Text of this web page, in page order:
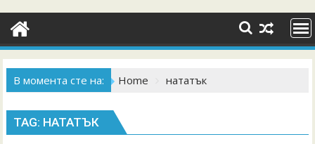
В момента сте на: Home нататък
TAG: НАТАТЪК